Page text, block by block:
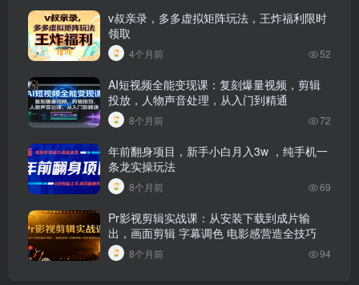
v叔亲录，多多虚拟矩阵玩法，王炸福利限时
领取
4个月前 52
AI短视频全能变现课：复刻爆量视频，剪辑
投放，人物声音处理，从入门到精通
8个月前 72
年前翻身项目，新手小白月入3w ，纯手机一
条龙实操玩法
8个月前 69
Pr影视剪辑实战课：从安装下载到成片输
出，画面剪辑 字幕调色 电影感营造全技巧
8个月前 94